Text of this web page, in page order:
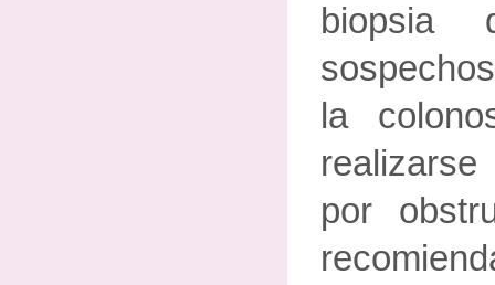
biopsia
la
por